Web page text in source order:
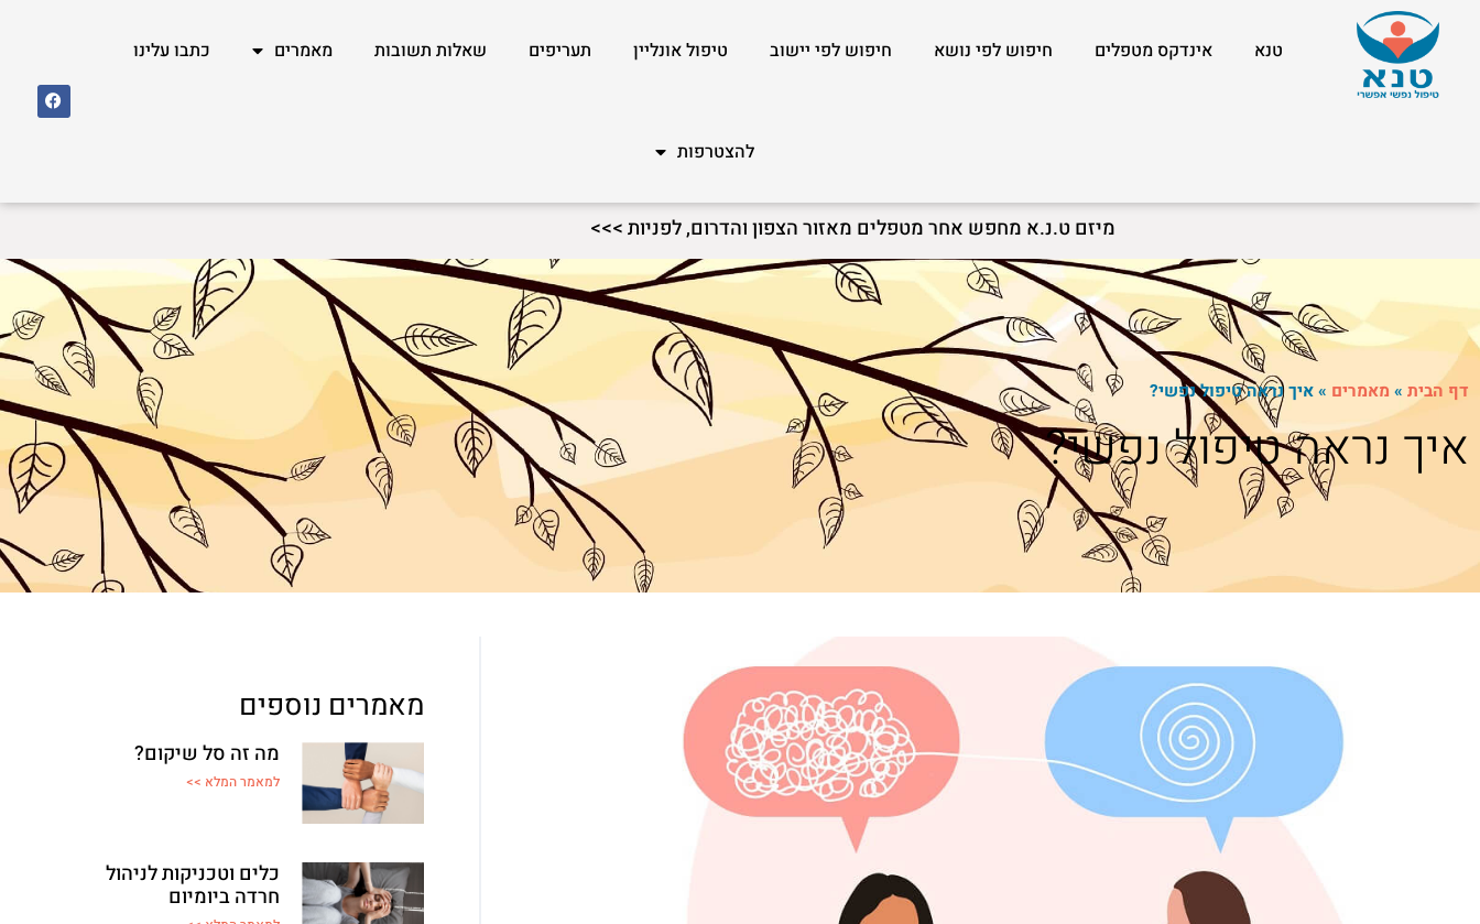
טנא אינדקס מטפלים חיפוש לפי נושא חיפוש לפי יישוב טיפול אונליין תעריפים שאלות תשובות מאמרים כתבו עלינו
להצטרפות
מיזם ט.נ.א מחפש אחר מטפלים מאזור הצפון והדרום, לפניות >>>
דף הבית » מאמרים »איך נראה טיפול נפשי?
איך נראה טיפול נפשי?
מאמרים נוספים
מה זה סל שיקום?
למאמר המלא >>
כלים וטכניקות לניהול
חרדה ביומיום